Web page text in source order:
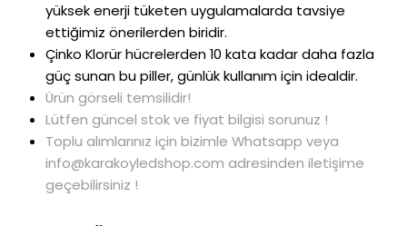
yüksek enerji tüketen uygulamalarda tavsiye
ettiğimiz önerilerden biridir.
Çinko Klorür hücrelerden 10 kata kadar daha fazla
güç sunan bu piller, günlük kullanım için idealdir.
Ürün görseli temsilidir!
Lütfen güncel stok ve fiyat bilgisi sorunuz !
Toplu alımlarınız için bizimle Whatsapp veya
info@karakoyledshop.com adresinden iletişime
geçebilirsiniz !